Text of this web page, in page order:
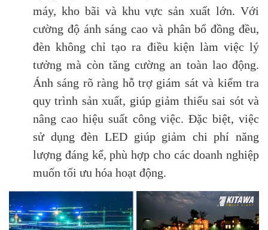
máy, kho bãi và khu vực sản xuất lớn. Với
cường độ ánh sáng cao và phân bổ đồng đều,
đèn không chỉ tạo ra điều kiện làm việc lý
tưởng mà còn tăng cường an toàn lao động.
Ánh sáng rõ ràng hỗ trợ giám sát và kiểm tra
quy trình sản xuất, giúp giảm thiểu sai sót và
nâng cao hiệu suất công việc. Đặc biệt, việc
sử dụng đèn LED giúp giảm chi phí năng
lượng đáng kể, phù hợp cho các doanh nghiệp
muốn tối ưu hóa hoạt động.